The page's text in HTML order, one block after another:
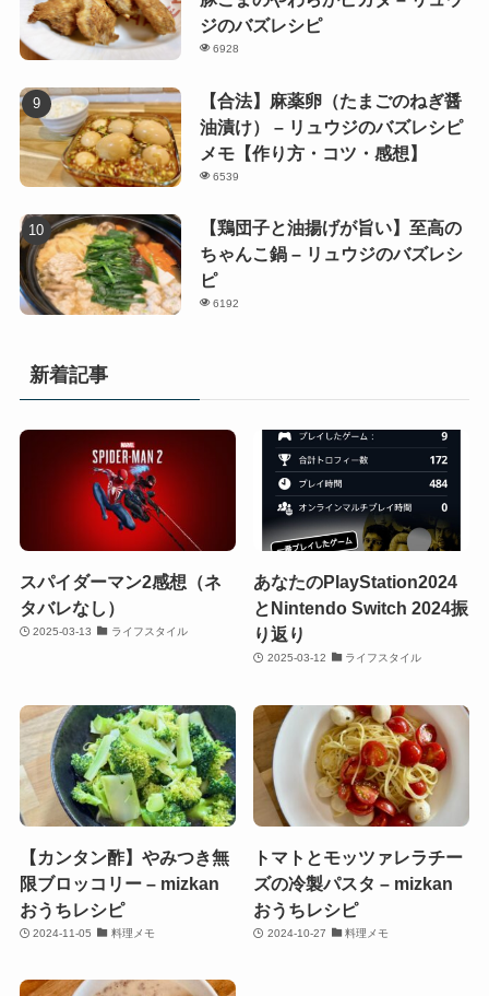
ジのバズレシピ
6928
【合法】麻薬卵（たまごのねぎ醤
油漬け） – リュウジのバズレシピ
メモ【作り方・コツ・感想】
6539
【鶏団子と油揚げが旨い】至高の
ちゃんこ鍋 – リュウジのバズレシ
ピ
6192
新着記事
スパイダーマン2感想（ネ
タバレなし）
2025-03-13 ライフスタイル
あなたのPlayStation2024
とNintendo Switch 2024振
り返り
2025-03-12 ライフスタイル
【カンタン酢】やみつき無
限ブロッコリー – mizkan
おうちレシピ
2024-11-05 料理メモ
トマトとモッツァレラチー
ズの冷製パスタ – mizkan
おうちレシピ
2024-10-27 料理メモ